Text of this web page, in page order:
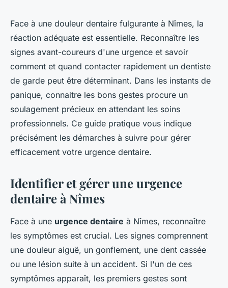
Urgence dentaire à nîmes :
que devez-vous faire en
premier ?
Louise•23 avril 2024 •3 min de lecture
Face à une douleur dentaire fulgurante à Nîmes, la
réaction adéquate est essentielle. Reconnaître les
signes avant-coureurs d'une urgence et savoir
comment et quand contacter rapidement un dentiste
de garde peut être déterminant. Dans les instants de
panique, connaitre les bons gestes procure un
soulagement précieux en attendant les soins
professionnels. Ce guide pratique vous indique
précisément les démarches à suivre pour gérer
efficacement votre urgence dentaire.
Identifier et gérer une urgence
dentaire à Nîmes
Face à une urgence dentaire à Nîmes, reconnaître
les symptômes est crucial. Les signes comprennent
une douleur aiguë, un gonflement, une dent cassée
ou une lésion suite à un accident. Si l'un de ces
symptômes apparaît, les premiers gestes sont